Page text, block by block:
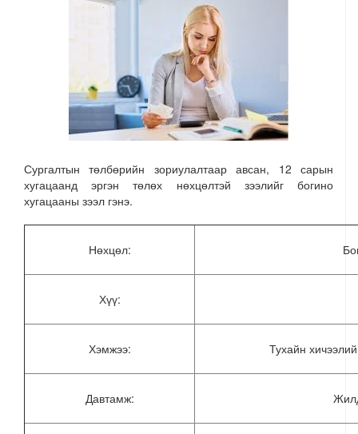
Сургалтын төлбөрийн зориулалтаар авсан, 12 сарын
хугацаанд эргэн төлөх нөхцөлтэй зээлийг богино
хугацааны зээл гэнэ.
Нөхцөл:
Хүү:
Хэмжээ: Тухайн
Давтамж: